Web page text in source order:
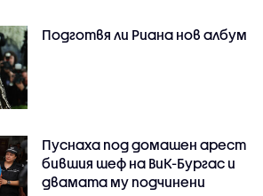
Подготвя ли Риана нов албум
Пуснаха под домашен арест
бившия шеф на ВиК-Бургас и
двамата му подчинени